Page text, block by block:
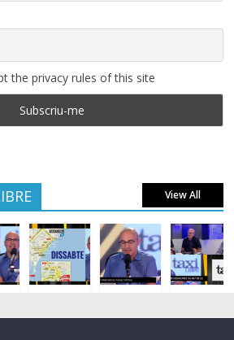
the privacy rules of this site
View All